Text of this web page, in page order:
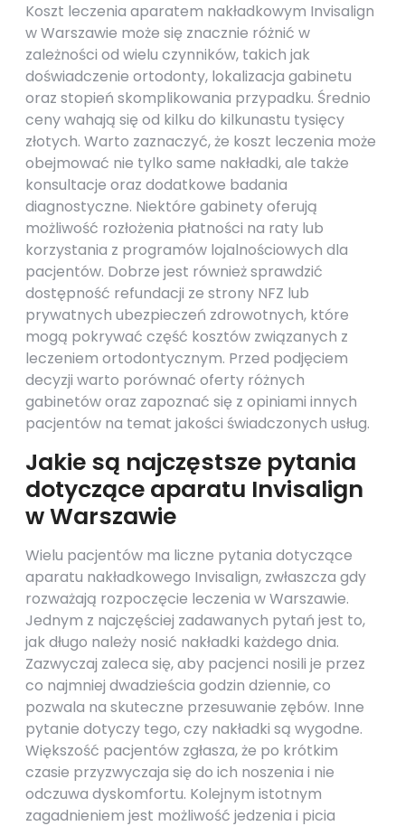
Koszt leczenia aparatem nakładkowym Invisalign
w Warszawie może się znacznie różnić w
zależności od wielu czynników, takich jak
doświadczenie ortodonty, lokalizacja gabinetu
oraz stopień skomplikowania przypadku. Średnio
ceny wahają się od kilku do kilkunastu tysięcy
złotych. Warto zaznaczyć, że koszt leczenia może
obejmować nie tylko same nakładki, ale także
konsultacje oraz dodatkowe badania
diagnostyczne. Niektóre gabinety oferują
możliwość rozłożenia płatności na raty lub
korzystania z programów lojalnościowych dla
pacjentów. Dobrze jest również sprawdzić
dostępność refundacji ze strony NFZ lub
prywatnych ubezpieczeń zdrowotnych, które
mogą pokrywać część kosztów związanych z
leczeniem ortodontycznym. Przed podjęciem
decyzji warto porównać oferty różnych
gabinetów oraz zapoznać się z opiniami innych
pacjentów na temat jakości świadczonych usług.
Jakie są najczęstsze pytania
dotyczące aparatu Invisalign
w Warszawie
Wielu pacjentów ma liczne pytania dotyczące
aparatu nakładkowego Invisalign, zwłaszcza gdy
rozważają rozpoczęcie leczenia w Warszawie.
Jednym z najczęściej zadawanych pytań jest to,
jak długo należy nosić nakładki każdego dnia.
Zazwyczaj zaleca się, aby pacjenci nosili je przez
co najmniej dwadzieścia godzin dziennie, co
pozwala na skuteczne przesuwanie zębów. Inne
pytanie dotyczy tego, czy nakładki są wygodne.
Większość pacjentów zgłasza, że po krótkim
czasie przyzwyczaja się do ich noszenia i nie
odczuwa dyskomfortu. Kolejnym istotnym
zagadnieniem jest możliwość jedzenia i picia